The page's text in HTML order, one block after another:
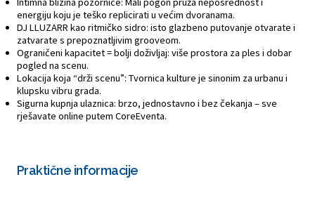
energiju koju je teško replicirati u većim dvoranama.
DJ LLUZARR kao ritmičko sidro: isto glazbeno putovanje otvarate i
zatvarate s prepoznatljivim grooveom.
Ograničeni kapacitet = bolji doživljaj: više prostora za ples i dobar
pogled na scenu.
Lokacija koja “drži scenu”: Tvornica kulture je sinonim za urbanu i
klupsku vibru grada.
Sigurna kupnja ulaznica: brzo, jednostavno i bez čekanja – sve
rješavate online putem CoreEventa.
Praktične informacije